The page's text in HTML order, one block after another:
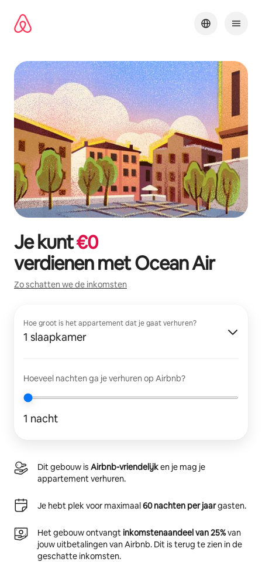
direct
naar
Je kunt€0
verdienen metOcean Air
Zo schatten we de inkomsten
Hoe groot is het appartement dat je gaat verhuren?
1 slaapkamer
Hoeveel nachten ga je verhuren op Airbnb?
1 nacht
Dit gebouw is Airbnb-vriendelijken je mag je
appartement verhuren.
Je hebt plek voor maximaal60 nachten per jaargasten.
Het gebouw ontvangtinkomstenaandeel van 25%van
jouw uitbetalingen van Airbnb. Dit is terug te zien in de
geschatte inkomsten.